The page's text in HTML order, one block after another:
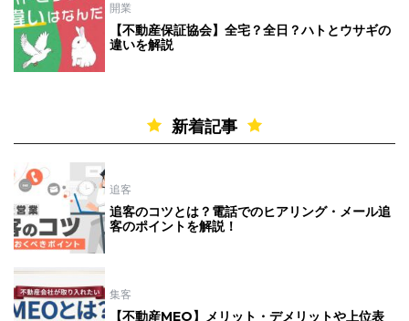
開業
【不動産保証協会】全宅？全日？ハトとウサギの
違いを解説
新着記事
追客
追客のコツとは？電話でのヒアリング・メール追
客のポイントを解説！
集客
【不動産MEO】メリット・デメリットや上位表